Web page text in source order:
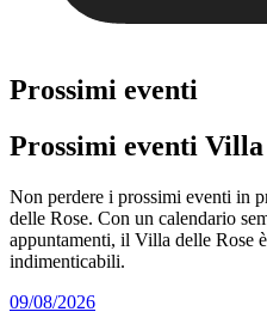
Prossimi eventi
Prossimi eventi Villa
Non perdere i prossimi eventi in
delle Rose. Con un calendario
appuntamenti, il Villa delle Rose
indimenticabili.
09/08/2026